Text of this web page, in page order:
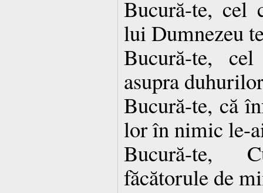
Bucură-te, cel
lui Dumnezeu
Bucură-te,
asupra
Bucură-te, că
lor în nimic le-
Bucură-te,
făcătorule de